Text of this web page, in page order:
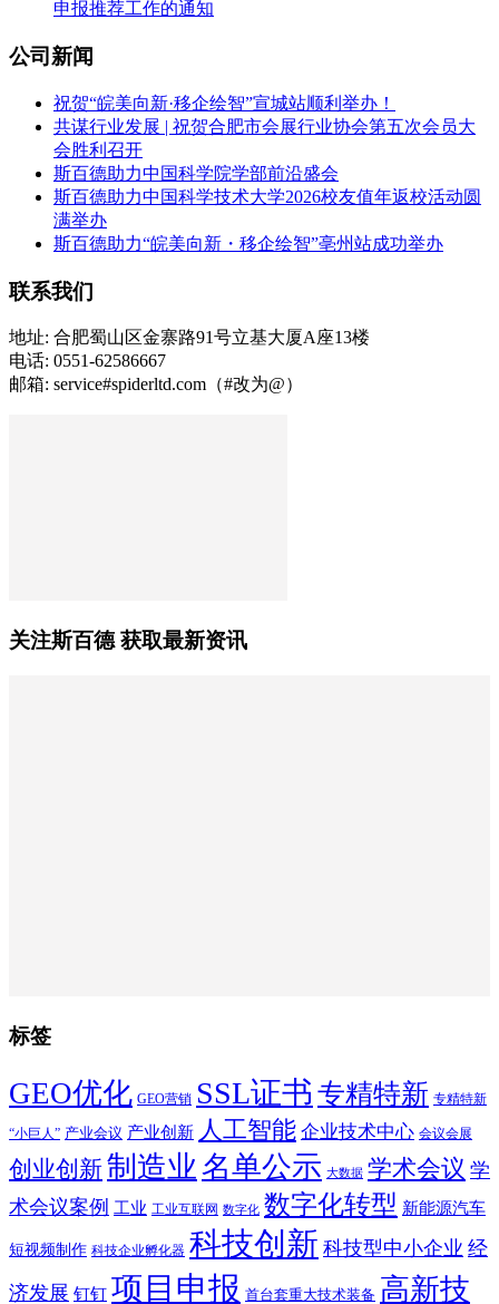
申报推荐工作的通知
公司新闻
祝贺“皖美向新·移企绘智”宣城站顺利举办！
共谋行业发展 | 祝贺合肥市会展行业协会第五次会员大
会胜利召开
斯百德助力中国科学院学部前沿盛会
斯百德助力中国科学技术大学2026校友值年返校活动圆
满举办
斯百德助力“皖美向新・移企绘智”亳州站成功举办
联系我们
地址: 合肥蜀山区金寨路91号立基大厦A座13楼
电话: 0551-62586667
邮箱: service#spiderltd.com（#改为@）
关注斯百德 获取最新资讯
标签
GEO优化 GEO营销 SSL证书 专精特新 专精特新
“小巨人” 产业会议 产业创新 人工智能 企业技术中心 会议会展
创业创新制造业 名单公示 大数据 学术会议 学
术会议案例 工业 工业互联网 数字化 数字化转型 新能源汽车
短视频制作 科技企业孵化器 科技创新 科技型中小企业 经
济发展 钉钉 项目申报 首台套重大技术装备 高新技